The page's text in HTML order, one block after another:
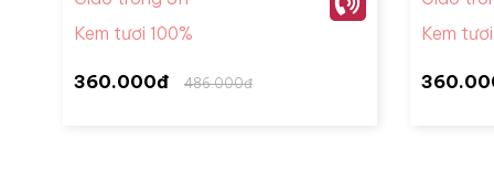
Kem tươi 100%
360.000đ 486.000đ
Kem